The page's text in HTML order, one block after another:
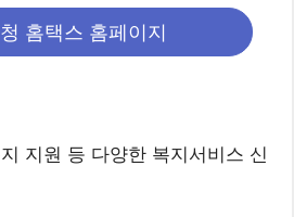
홈택스 홈페이지
지원 등 다양한 복지서비스 신